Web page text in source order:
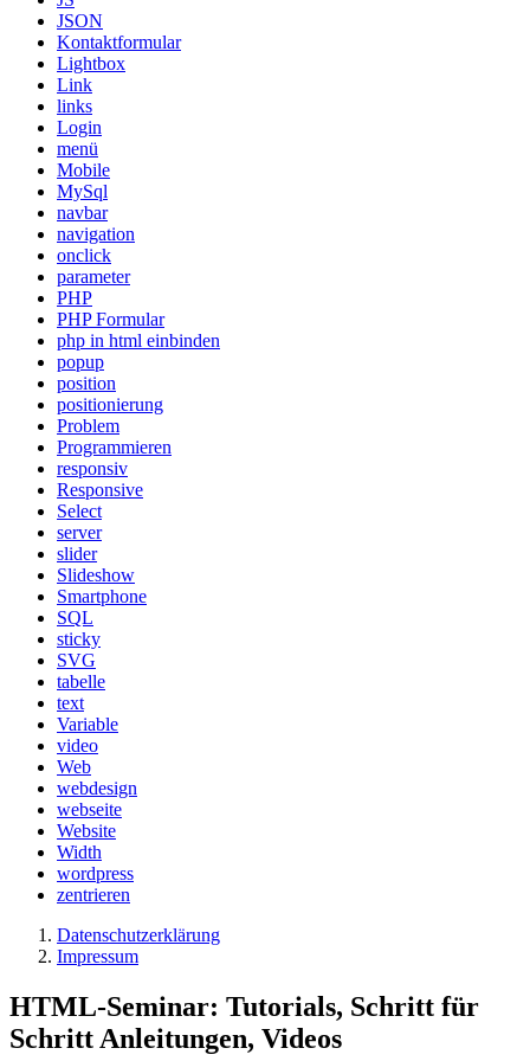
JSON
Kontaktformular
Lightbox
Link
links
Login
menü
Mobile
MySql
navbar
navigation
onclick
parameter
PHP
PHP Formular
php in html einbinden
popup
position
positionierung
Problem
Programmieren
responsiv
Responsive
Select
server
slider
Slideshow
Smartphone
SQL
sticky
SVG
tabelle
text
Variable
video
Web
webdesign
webseite
Website
Width
wordpress
zentrieren
Datenschutzerklärung
Impressum
HTML-Seminar: Tutorials, Schritt für
Schritt Anleitungen, Videos